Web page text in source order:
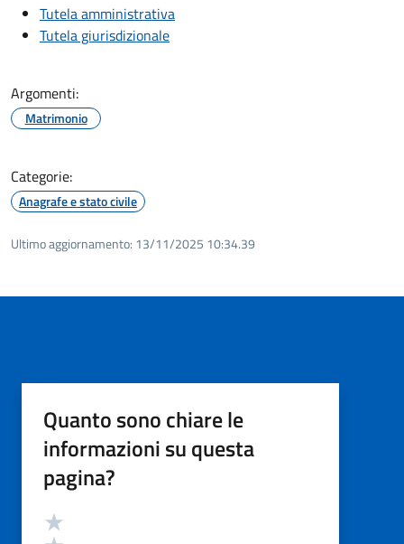
Tutela amministrativa
Tutela giurisdizionale
Argomenti:
Matrimonio
Categorie:
Anagrafe e stato civile
Ultimo aggiornamento: 13/11/2025 10:34.39
Quanto sono chiare le
informazioni su questa
pagina?
Valutazione